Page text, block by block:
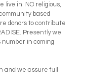
live in. NO religious,
based
donors to contribute
Presently we
in coming
and we assure full